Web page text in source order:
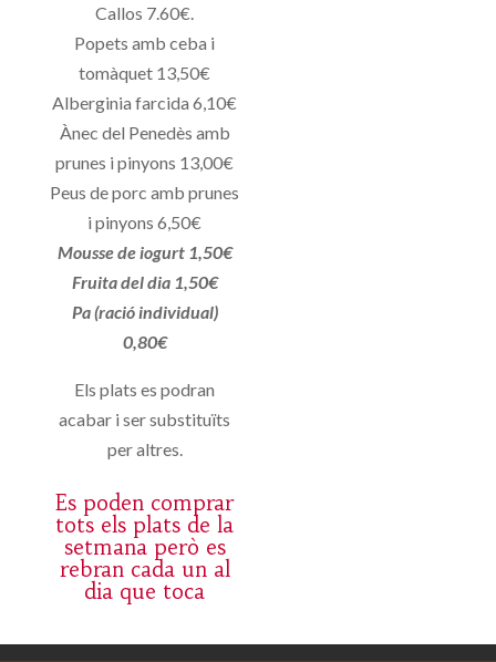
Callos 7.60€.
Popets amb ceba i
tomàquet 13,50€
Alberginia farcida 6,10€
Ànec del Penedès amb
prunes i pinyons 13,00€
Peus de porc amb prunes
i pinyons 6,50€
Mousse de iogurt 1,50€
Fruita del dia 1,50€
Pa (ració individual)
0,80€
Els plats es podran
acabar i ser substituïts
per altres.
Es poden comprar
tots els plats de la
setmana però es
rebran cada un al
dia que toca